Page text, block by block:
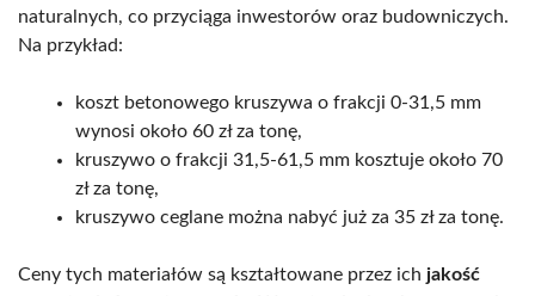
naturalnych, co przyciąga inwestorów oraz budowniczych.
Na przykład:
koszt betonowego kruszywa o frakcji 0-31,5 mm
wynosi około 60 zł za tonę,
kruszywo o frakcji 31,5-61,5 mm kosztuje około 70
zł za tonę,
kruszywo ceglane można nabyć już za 35 zł za tonę.
Ceny tych materiałów są kształtowane przez ich jakość